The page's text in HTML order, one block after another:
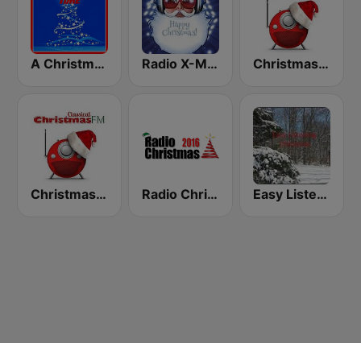
A Christmas Time Radio X-MAS Christmas FM Classics
Christmas FM Classical Radio Christmas Easy Listening Christmas